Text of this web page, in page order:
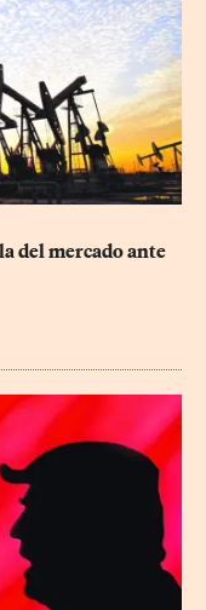
del mercado ante